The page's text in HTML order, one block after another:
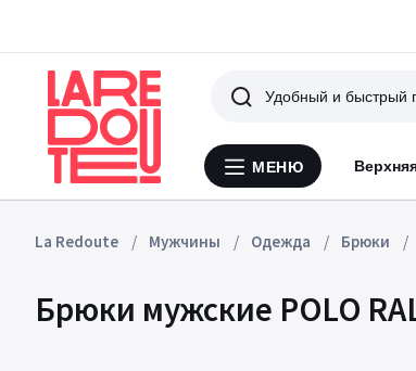
Меню
МЕНЮ
Поиск
La Redoute Мужчины Одежда Брюки
Брюки мужские POLO